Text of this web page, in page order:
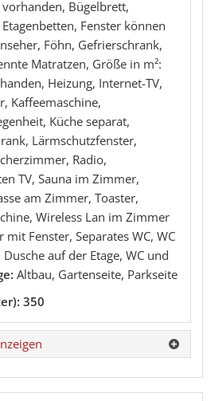
Bügelbrett,
Fenster können
Föhn, Gefrierschrank,
Matratzen, Größe in m²:
Heizung, Internet-TV,
Kaffeemaschine,
Küche separat,
Lärmschutzfenster,
Radio,
TV, Sauna im Zimmer,
am Zimmer, Toaster,
Wireless Lan im Zimmer
mit Fenster, Separates WC, WC
auf der Etage, WC und
Altbau, Gartenseite, Parkseite
350